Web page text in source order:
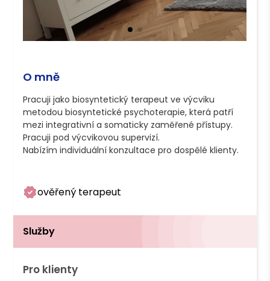
O mně
Pracuji jako biosyntetický terapeut ve výcviku
metodou biosyntetické psychoterapie, která patří
mezi integrativní a somaticky zaměřené přístupy.
Pracuji pod výcvikovou supervizí.
Nabízím individuální konzultace pro dospělé klienty.
ověřený terapeut
Služby
Pro klienty